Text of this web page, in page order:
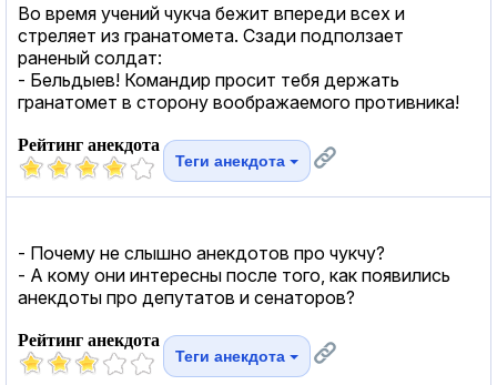
Во время учений чукча бежит впереди всех и
стреляет из гранатомета. Сзади подползает
раненый солдат:
- Бельдыев! Командир просит тебя держать
гранатомет в сторону воображаемого противника!
Рейтинг анекдота
Теги анекдота
- Почему не слышно анекдотов про чукчу?
- А кому они интересны после того, как появились
анекдоты про депутатов и сенаторов?
Рейтинг анекдота
Теги анекдота